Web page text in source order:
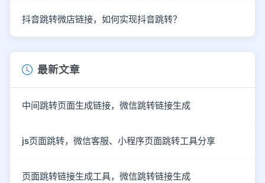
抖音跳转微店链接，如何实现抖音跳转？
最新文章
中间跳转页面生成链接，微信跳转链接生成
js页面跳转，微信客服、小程序页面跳转工具分享
页面跳转链接生成工具，微信跳转链接生成